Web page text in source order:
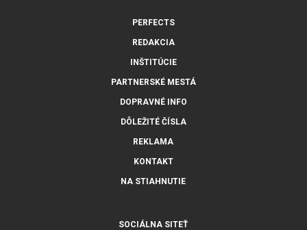
PERFECTS
REDAKCIA
INŠTITÚCIE
PARTNERSKÉ MESTÁ
DOPRAVNÉ INFO
DÔLEŽITÉ ČÍSLA
REKLAMA
KONTAKT
NA STIAHNUTIE
SOCIÁLNA SITEŤ